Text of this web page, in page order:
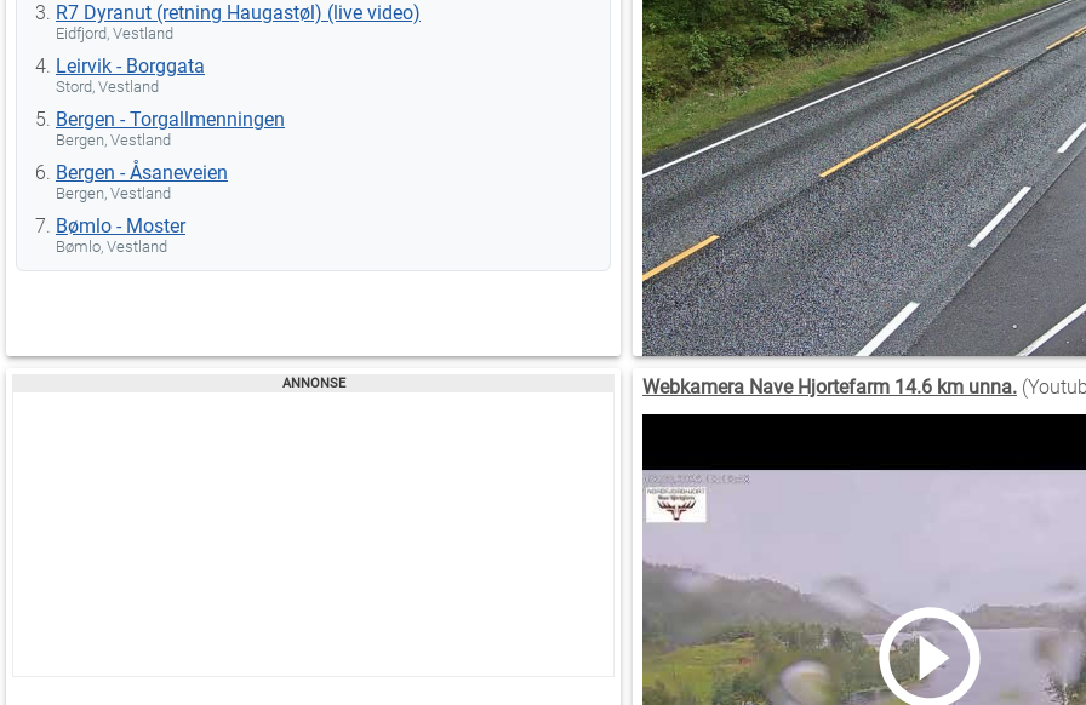
R7 Dyranut (retning Haugastøl) (live video)
Eidfjord, Vestland
Leirvik - Borggata
Stord, Vestland
Bergen - Torgallmenningen
Bergen, Vestland
Bergen - Åsaneveien
Bergen, Vestland
Bømlo - Moster
Bømlo, Vestland
Webkamera Nave Hjortefarm 14.6 km unna.